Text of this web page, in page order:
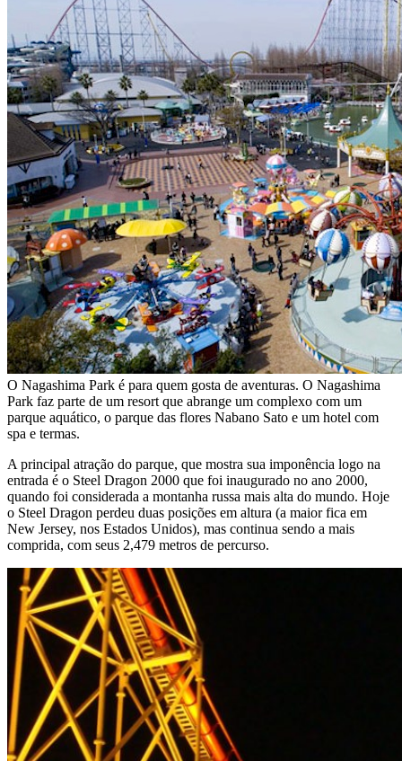
O Nagashima Park é para quem gosta de aventuras. O Nagashima
Park faz parte de um resort que abrange um complexo com um
parque aquático, o parque das flores Nabano Sato e um hotel com
spa e termas.
A principal atração do parque, que mostra sua imponência logo na
entrada é o Steel Dragon 2000 que foi inaugurado no ano 2000,
quando foi considerada a montanha russa mais alta do mundo. Hoje
o Steel Dragon perdeu duas posições em altura (a maior fica em
New Jersey, nos Estados Unidos), mas continua sendo a mais
comprida, com seus 2,479 metros de percurso.